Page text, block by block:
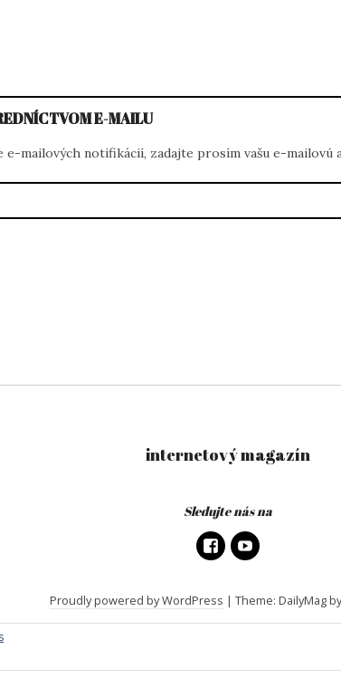
E-MAILU
mailových notifikácií, zadajte prosím vašu e-mailovú
internetový magazín
Sledujte nás na
Proudly powered by WordPress | Theme: DailyMag